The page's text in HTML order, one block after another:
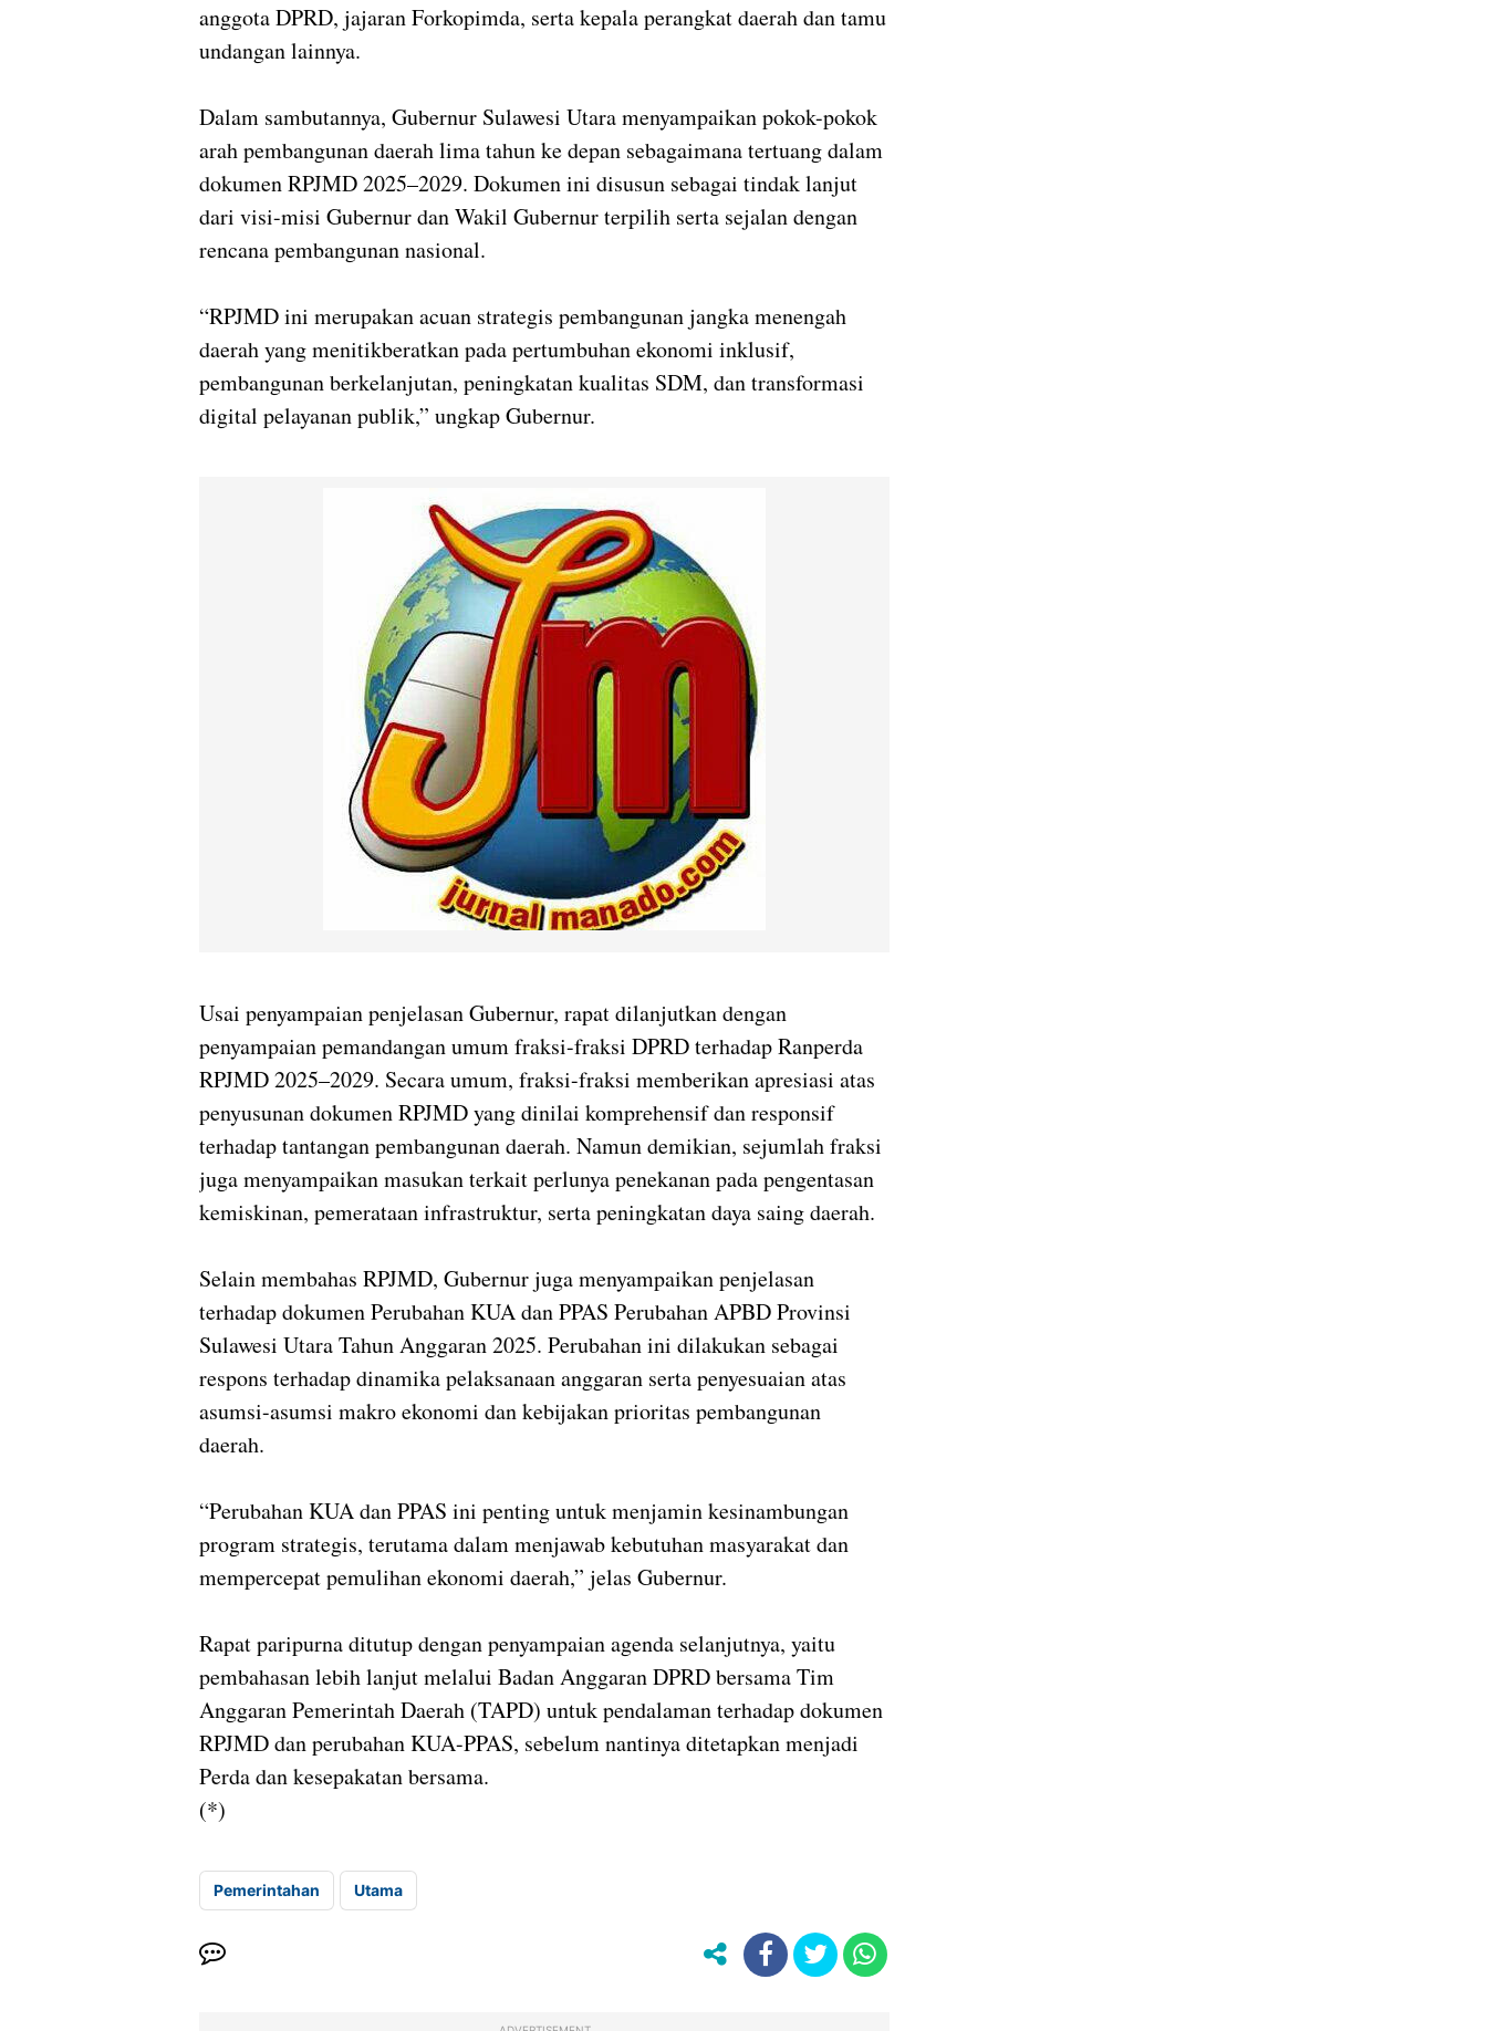
anggota DPRD, jajaran Forkopimda, serta kepala perangkat daerah dan tamu
undangan lainnya.
Dalam sambutannya, Gubernur Sulawesi Utara menyampaikan pokok-pokok
arah pembangunan daerah lima tahun ke depan sebagaimana tertuang dalam
dokumen RPJMD 2025–2029. Dokumen ini disusun sebagai tindak lanjut
dari visi-misi Gubernur dan Wakil Gubernur terpilih serta sejalan dengan
rencana pembangunan nasional.
“RPJMD ini merupakan acuan strategis pembangunan jangka menengah
daerah yang menitikberatkan pada pertumbuhan ekonomi inklusif,
pembangunan berkelanjutan, peningkatan kualitas SDM, dan transformasi
digital pelayanan publik,” ungkap Gubernur.
Usai penyampaian penjelasan Gubernur, rapat dilanjutkan dengan
penyampaian pemandangan umum fraksi-fraksi DPRD terhadap Ranperda
RPJMD 2025–2029. Secara umum, fraksi-fraksi memberikan apresiasi atas
penyusunan dokumen RPJMD yang dinilai komprehensif dan responsif
terhadap tantangan pembangunan daerah. Namun demikian, sejumlah fraksi
juga menyampaikan masukan terkait perlunya penekanan pada pengentasan
kemiskinan, pemerataan infrastruktur, serta peningkatan daya saing daerah.
Selain membahas RPJMD, Gubernur juga menyampaikan penjelasan
terhadap dokumen Perubahan KUA dan PPAS Perubahan APBD Provinsi
Sulawesi Utara Tahun Anggaran 2025. Perubahan ini dilakukan sebagai
respons terhadap dinamika pelaksanaan anggaran serta penyesuaian atas
asumsi-asumsi makro ekonomi dan kebijakan prioritas pembangunan
daerah.
“Perubahan KUA dan PPAS ini penting untuk menjamin kesinambungan
program strategis, terutama dalam menjawab kebutuhan masyarakat dan
mempercepat pemulihan ekonomi daerah,” jelas Gubernur.
Rapat paripurna ditutup dengan penyampaian agenda selanjutnya, yaitu
pembahasan lebih lanjut melalui Badan Anggaran DPRD bersama Tim
Anggaran Pemerintah Daerah (TAPD) untuk pendalaman terhadap dokumen
RPJMD dan perubahan KUA-PPAS, sebelum nantinya ditetapkan menjadi
Perda dan kesepakatan bersama.
(*)
Pemerintahan Utama